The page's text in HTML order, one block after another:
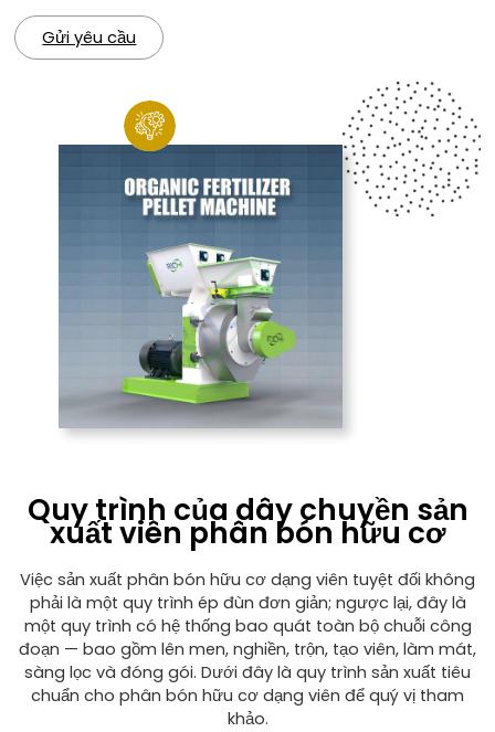
Gửi yêu cầu
Quy trình của dây chuyền sản
xuất viên phân bón hữu cơ
Việc sản xuất phân bón hữu cơ dạng viên tuyệt đối không
phải là một quy trình ép đùn đơn giản; ngược lại, đây là
một quy trình có hệ thống bao quát toàn bộ chuỗi công
đoạn — bao gồm lên men, nghiền, trộn, tạo viên, làm mát,
sàng lọc và đóng gói. Dưới đây là quy trình sản xuất tiêu
chuẩn cho phân bón hữu cơ dạng viên để quý vị tham
khảo.